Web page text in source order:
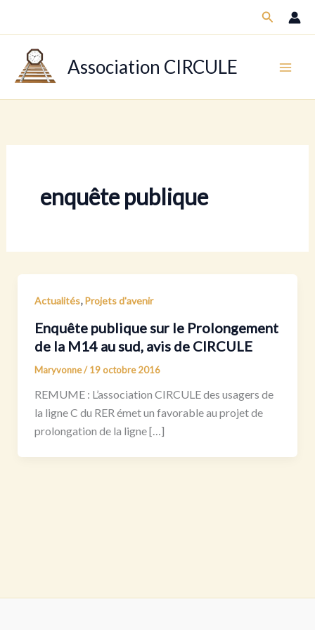
Association CIRCULE
enquête publique
Actualités,Projets d'avenir
Enquête publique sur le Prolongement
de la M14 au sud, avis de CIRCULE
Maryvonne/19 octobre 2016
REMUME : L’association CIRCULE des usagers de
la ligne C du RER émet un favorable au projet de
prolongation de la ligne […]